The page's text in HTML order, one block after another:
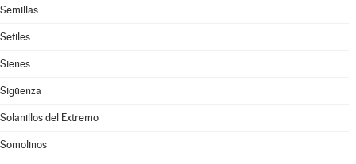
Semillas
Setiles
Sienes
Sigüenza
Solanillos del Extremo
Somolinos